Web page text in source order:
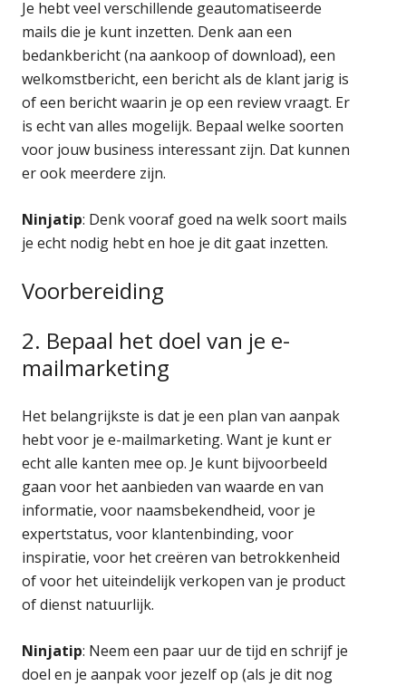
Je hebt veel verschillende geautomatiseerde
mails die je kunt inzetten. Denk aan een
bedankbericht (na aankoop of download), een
welkomstbericht, een bericht als de klant jarig is
of een bericht waarin je op een review vraagt. Er
is echt van alles mogelijk. Bepaal welke soorten
voor jouw business interessant zijn. Dat kunnen
er ook meerdere zijn.
Ninjatip: Denk vooraf goed na welk soort mails
je echt nodig hebt en hoe je dit gaat inzetten.
Voorbereiding
2. Bepaal het doel van je e-
mailmarketing
Het belangrijkste is dat je een plan van aanpak
hebt voor je e-mailmarketing. Want je kunt er
echt alle kanten mee op. Je kunt bijvoorbeeld
gaan voor het aanbieden van waarde en van
informatie, voor naamsbekendheid, voor je
expertstatus, voor klantenbinding, voor
inspiratie, voor het creëren van betrokkenheid
of voor het uiteindelijk verkopen van je product
of dienst natuurlijk.
Ninjatip: Neem een paar uur de tijd en schrijf je
doel en je aanpak voor jezelf op (als je dit nog